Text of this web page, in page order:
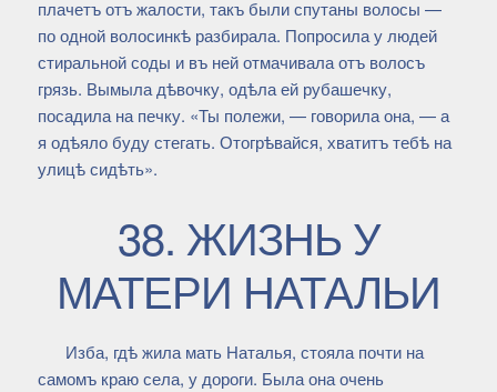
плачетъ отъ жалости, такъ были спутаны волосы —
по одной волосинкѣ разбирала. Попросила у людей
стиральной соды и въ ней отмачивала отъ волосъ
грязь. Вымыла дѣвочку, одѣла ей рубашечку,
посадила на печку. «Ты полежи, — говорила она, — а
я одѣяло буду стегать. Отогрѣвайся, хватитъ тебѣ на
улицѣ сидѣть».
38. ЖИЗНЬ У
МАТЕРИ НАТАЛЬИ
Изба, гдѣ жила мать Наталья, стояла почти на
самомъ краю села, у дороги. Была она очень